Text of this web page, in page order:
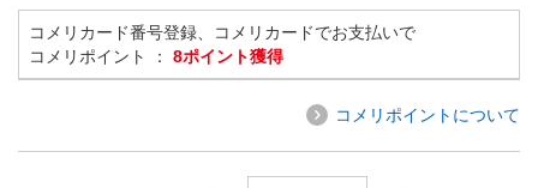
コメリカード番号登録、コメリカードでお支払いで
コメリポイント ： 8ポイント獲得
コメリポイントについて